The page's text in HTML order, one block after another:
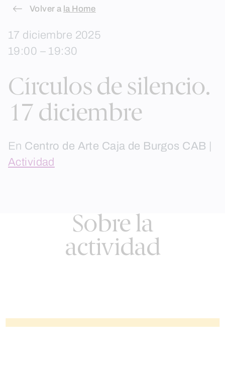
Skip
content
Volver a la Home
17 diciembre 2025
19:00 – 19:30
Círculos de silencio.
17 diciembre
En Centro de Arte Caja de Burgos CAB
Actividad
Sobre la
actividad